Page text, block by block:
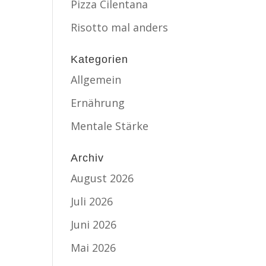
Pizza Cilentana
Risotto mal anders
Kategorien
Allgemein
Ernährung
Mentale Stärke
Archiv
August 2026
Juli 2026
Juni 2026
Mai 2026